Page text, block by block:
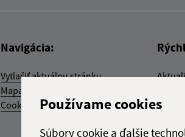
Používame cookies
Súbory cookie a ďalšie
Navigácia:
Vytlačiť aktuálnu stránku
Mapa stránok
Cookies
E-služby